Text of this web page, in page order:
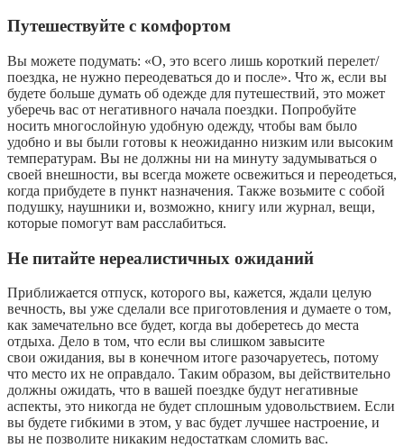
Путешествуйте с комфортом
Вы можете подумать: «О, это всего лишь короткий перелет/
поездка, не нужно переодеваться до и после». Что ж, если вы
будете больше думать об одежде для путешествий, это может
уберечь вас от негативного начала поездки. Попробуйте
носить многослойную удобную одежду, чтобы вам было
удобно и вы были готовы к неожиданно низким или высоким
температурам. Вы не должны ни на минуту задумываться о
своей внешности, вы всегда можете освежиться и переодеться,
когда прибудете в пункт назначения. Также возьмите с собой
подушку, наушники и, возможно, книгу или журнал, вещи,
которые помогут вам расслабиться.
Не питайте нереалистичных ожиданий
Приближается отпуск, которого вы, кажется, ждали целую
вечность, вы уже сделали все приготовления и думаете о том,
как замечательно все будет, когда вы доберетесь до места
отдыха. Дело в том, что если вы слишком завысите
свои ожидания, вы в конечном итоге разочаруетесь, потому
что место их не оправдало. Таким образом, вы действительно
должны ожидать, что в вашей поездке будут негативные
аспекты, это никогда не будет сплошным удовольствием. Если
вы будете гибкими в этом, у вас будет лучшее настроение, и
вы не позволите никаким недостаткам сломить вас.